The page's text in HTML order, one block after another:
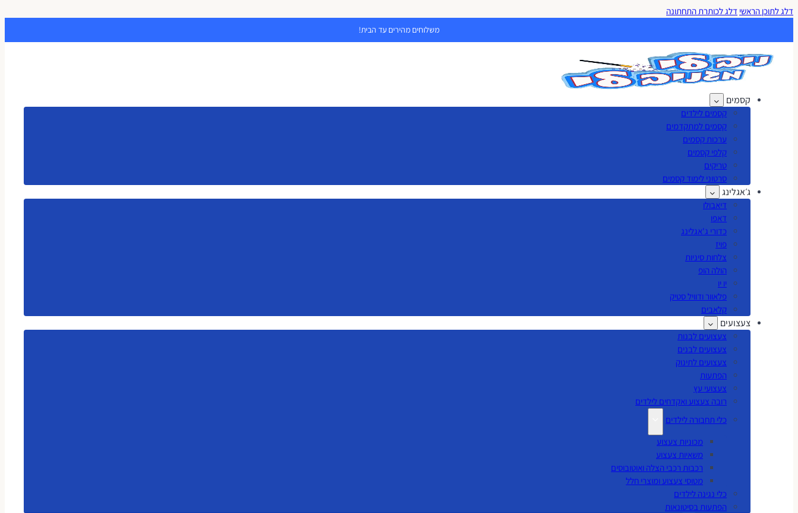
דלג לתוכן הראשי דלג לכותרת התחתונה
משלוחים מהירים עד הבית!
קסמים
קסמים לילדים
קסמים למתקדמים
ערכות קסמים
קלפי קסמים
טריקים
סרטוני לימוד קסמים
ג׳אגלינג
דיאבולו
דאפו
כדורי ג'אגלינג
פויז
צלחות סיניות
הולה הופ
יו יו
פלאוור ודוויל סטיק
קלאבים
צעצועים
צעצועים לבנות
צעצועים לבנים
צעצועים לתינוק
הפתעות
צעצועי עץ
רובה צעצוע ואקדחים לילדים
כלי תחבורה לילדים
מכוניות צעצוע
משאיות צעצוע
רכבות רכבי הצלה ואוטובוסים
מטוסי צעצוע ומוצרי חלל
כלי נגינה לילדים
הפתעות בסיטונאות